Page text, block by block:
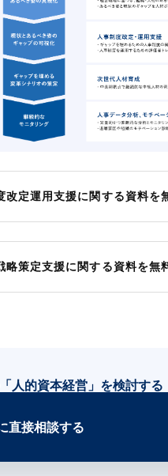
改定運用支援に関する資料を
略策定支援に関する資料を無
人的資本経営」を検討する
直接相談する